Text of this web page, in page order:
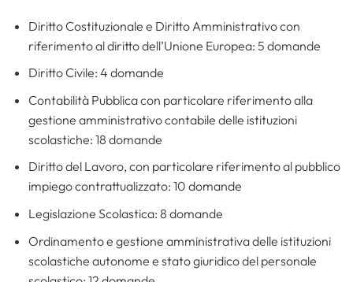
Diritto Costituzionale e Diritto Amministrativo con
riferimento al diritto dell’Unione Europea: 5 domande
Diritto Civile: 4 domande
Contabilità Pubblica con particolare riferimento alla
gestione amministrativo contabile delle istituzioni
scolastiche: 18 domande
Diritto del Lavoro, con particolare riferimento al pubblico
impiego contrattualizzato: 10 domande
Legislazione Scolastica: 8 domande
Ordinamento e gestione amministrativa delle istituzioni
scolastiche autonome e stato giuridico del personale